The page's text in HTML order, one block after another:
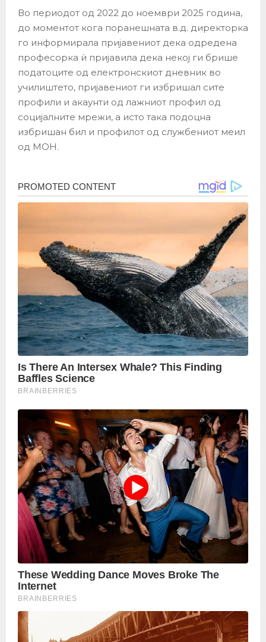
Во периодот од 2022 до ноември 2025 година,
до моментот кога поранешната в.д. директорка
го информирала пријавениот дека одредена
професорка ѝ пријавила дека некој ги брише
податоците од електронскиот дневник во
училиштето, пријавениот ги избришал сите
профили и акаунти од лажниот профил од
социјалните мрежи, а исто така подоцна
избришан бил и профилот oд службениот меил
од МОН.